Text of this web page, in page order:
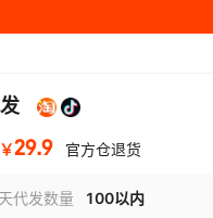
￥29.9 官方仓退货
代发数量 100以内